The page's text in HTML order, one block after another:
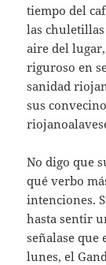
tiempo del
las
aire del
riguroso en
sanidad
sus
No digo que
qué verbo
intenciones.
hasta sentir
señalase que
lunes, el